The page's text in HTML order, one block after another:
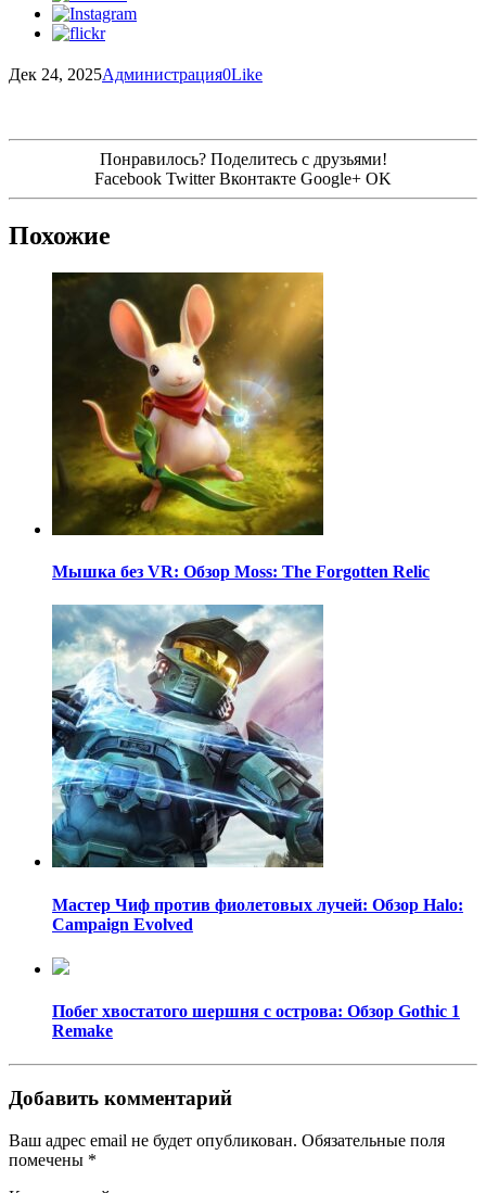
Дек 24, 2025Администрация0Like
Понравилось? Поделитесь с друзьями!
Facebook Twitter Вконтакте Google+ OK
Похожие
Мышка без VR: Обзор Moss: The Forgotten Relic
Мастер Чиф против фиолетовых лучей: Обзор Halo:
Campaign Evolved
Побег хвостатого шершня с острова: Обзор Gothic 1
Remake
Добавить комментарий
Ваш адрес email не будет опубликован. Обязательные поля
помечены *